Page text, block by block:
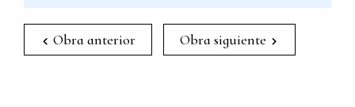
Obra anterior Obra siguiente